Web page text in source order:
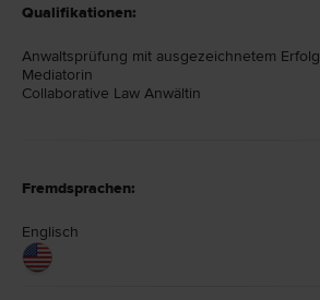
Qualifikationen:
Anwaltsprüfung mit ausgezeichnetem Erfolg
Mediatorin
Collaborative Law Anwältin
Fremdsprachen:
Englisch